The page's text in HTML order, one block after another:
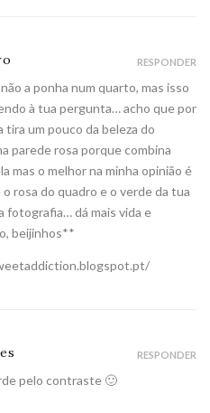
a ponha num quarto, mas isso
à tua pergunta… acho que por
tira um pouco da beleza do
parede rosa porque combina
mas o melhor na minha opinião é
rosa do quadro e o verde da tua
fotografia… dá mais vida e
beijinhos**
RESPONDER
pelo contraste 🙂
RESPONDER